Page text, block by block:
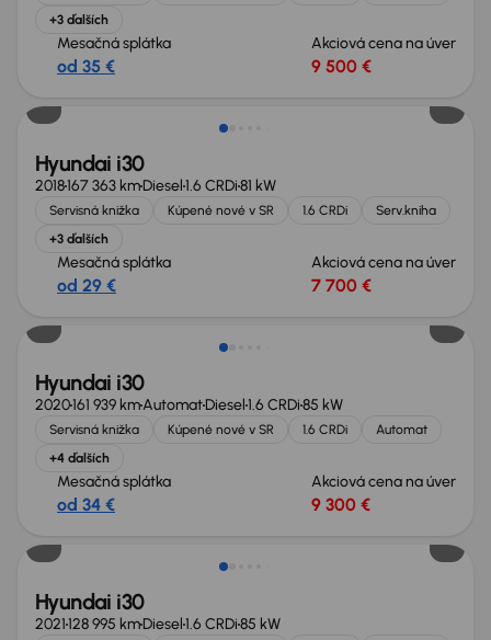
+3 ďalších
Mesačná splátka
od 35 €
Akciová cena na úver
9 500 €
Hyundai i30
2018167 363 kmDiesel1.6 CRDi81 kW
Servisná knižka Kúpené nové v SR 1.6 CRDi
Serv.kniha
+3 ďalších
Mesačná splátka
od 29 €
Akciová cena na úver
7 700 €
Hyundai i30
2020161 939 kmAutomatDiesel1.6 CRDi85 kW
Servisná knižka Kúpené nové v SR 1.6 CRDi
Automat
+4 ďalších
Mesačná splátka
od 34 €
Akciová cena na úver
9 300 €
Hyundai i30
2021128 995 kmDiesel1.6 CRDi85 kW